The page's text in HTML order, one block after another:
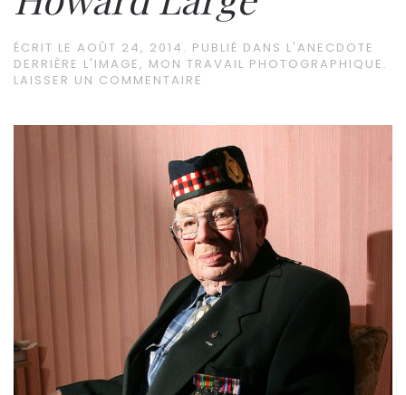
ÉCRIT LE AOÛT 24, 2014 . PUBLIÉ DANS L'ANECDOTE
DERRIÈRE L'IMAGE, MON TRAVAIL PHOTOGRAPHIQUE .
LAISSER UN COMMENTAIRE